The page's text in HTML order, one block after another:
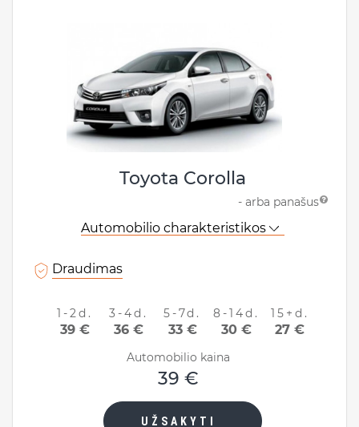
Toyota Corolla
- arba panašus
Automobilio charakteristikos
Draudimas
1-2d.
39 €
3-4d.
36 €
5-7d.
33 €
8-14d.
30 €
15+d.
27 €
Automobilio kaina
39 €
UŽSAKYTI